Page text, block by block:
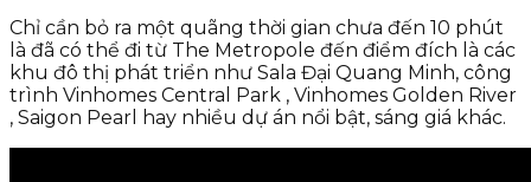
Chỉ cần bỏ ra một quãng thời gian chưa đến 10 phút
là đã có thể đi từ The Metropole đến điểm đích là các
khu đô thị phát triển như Sala Đại Quang Minh, công
trình Vinhomes Central Park , Vinhomes Golden River
, Saigon Pearl hay nhiều dự án nổi bật, sáng giá khác.